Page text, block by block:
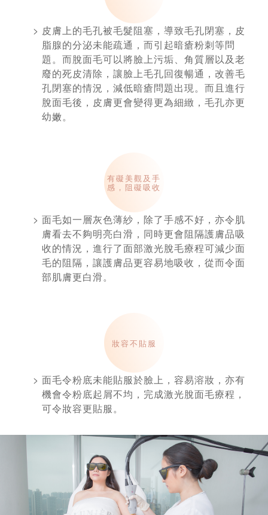
皮膚上的毛孔被毛髮阻塞，導致毛孔閉塞，皮
脂腺的分泌未能疏通，而引起暗瘡粉刺等問
題。而脫面毛可以將臉上污垢、角質層以及老
廢的死皮清除，讓臉上毛孔回復暢通，改善毛
孔閉塞的情況，減低暗瘡問題出現。而且進行
脫面毛後，皮膚更會變得更為細緻，毛孔亦更
幼嫩。
有礙美觀及手
感，阻礙吸收
面毛如一層灰色薄紗，除了手感不好，亦令肌
膚看去不夠明亮白滑，同時更會阻隔護膚品吸
收的情況，進行了面部激光脫毛療程可減少面
毛的阻隔，讓護膚品更容易地吸收，從而令面
部肌膚更白滑。
妝容不貼服
面毛令粉底未能貼服於臉上，容易溶妝，亦有
機會令粉底起屑不均，完成激光脫面毛療程，
可令妝容更貼服。